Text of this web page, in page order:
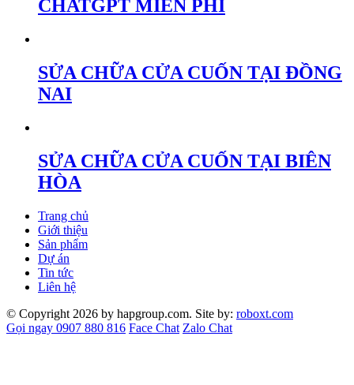
CHATGPT MIỄN PHÍ
SỬA CHỮA CỬA CUỐN TẠI ĐỒNG
NAI
SỬA CHỮA CỬA CUỐN TẠI BIÊN
HÒA
Trang chủ
Giới thiệu
Sản phẩm
Dự án
Tin tức
Liên hệ
© Copyright 2026 by hapgroup.com. Site by: roboxt.com
Gọi ngay 0907 880 816 Face Chat Zalo Chat